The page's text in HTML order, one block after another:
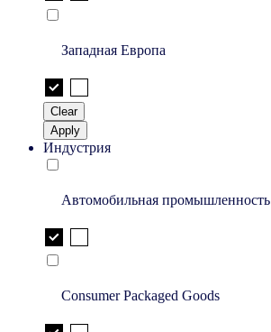
Западная Европа
Clear
Apply
Индустрия
Автомобильная промышленность
Consumer Packaged Goods